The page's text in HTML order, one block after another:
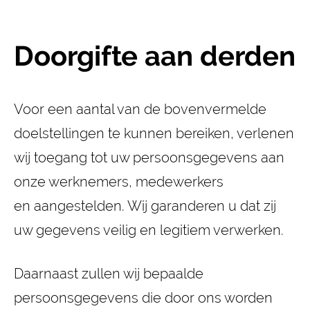
Doorgifte aan derden
Voor een aantal van de bovenvermelde
doelstellingen te kunnen bereiken, verlenen
wij toegang tot uw persoonsgegevens aan
onze werknemers, medewerkers
en aangestelden. Wij garanderen u dat zij
uw gegevens veilig en legitiem verwerken.
Daarnaast zullen wij bepaalde
persoonsgegevens die door ons worden